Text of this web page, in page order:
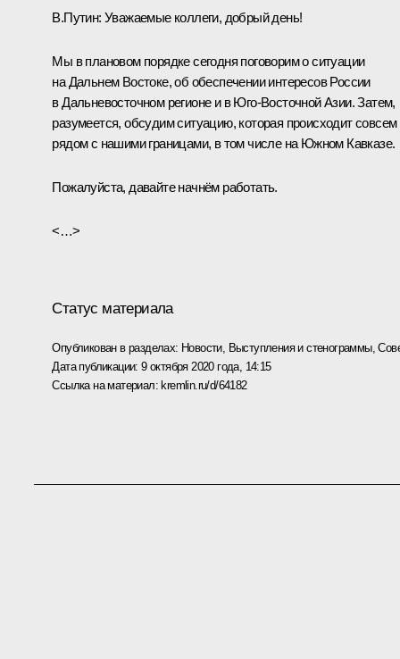
В.Путин: Уважаемые коллеги, добрый день!
Мы в плановом порядке сегодня поговорим о ситуации
на Дальнем Востоке, об обеспечении интересов России
в Дальневосточном регионе и в Юго-Восточной Азии. Затем,
разумеется, обсудим ситуацию, которая происходит совсем
рядом с нашими границами, в том числе на Южном Кавказе.
Пожалуйста, давайте начнём работать.
<…>
Статус материала
Опубликован в разделах: Новости, Выступления и стенограммы,
Дата публикации:9 октября 2020 года, 14:15
Ссылка на материал: kremlin.ru/d/64182